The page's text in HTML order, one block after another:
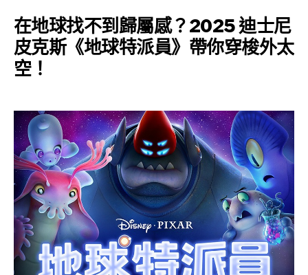
在地球找不到歸屬感？2025 迪士尼
皮克斯《地球特派員》帶你穿梭外太
空！